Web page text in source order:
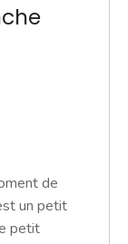
de
un petit
petit